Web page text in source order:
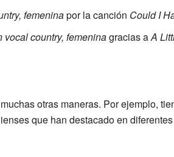
femeninapor la canción Could I
vocal country, femeninagracias aA
otras maneras. Por ejemplo,
que han destacado en